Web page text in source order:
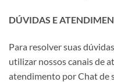
DÚVIDAS E
Para resolver suas
utilizar nossos canais de
atendimento por Chat de